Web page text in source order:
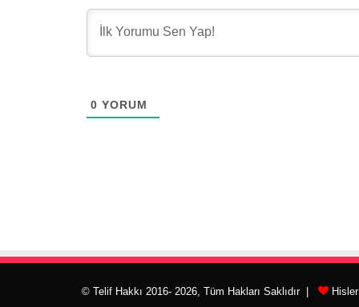
0 YORUM
© Telif Hakkı 2016- 2026, Tüm Hakları Saklıdır |